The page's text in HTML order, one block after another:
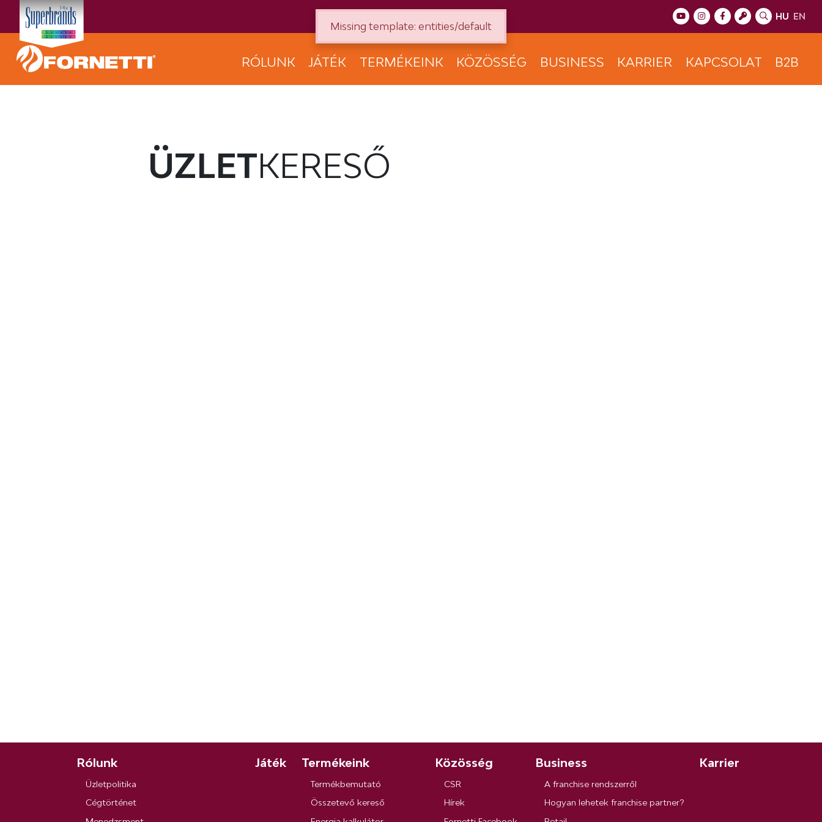
HU EN
RÓLUNK JÁTÉK TERMÉKEINK KÖZÖSSÉG BUSINESS KARRIER KAPCSOLAT B2B
ÜZLETKERESŐ
Rólunk
Üzletpolitika
Cégtörténet
Játék Termékeink
Termékbemutató
Összetevő kereső
Közösség
CSR
Hírek
Business
A franchise rendszerről
Hogyan lehetek franchise partner?
Karrier
Missing template: entities/default